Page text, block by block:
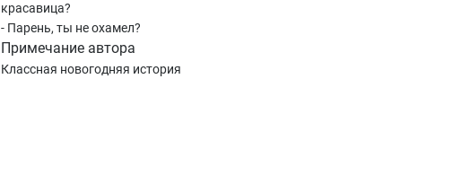
красавица?
- Парень, ты не охамел?
Примечание автора
Классная новогодняя история